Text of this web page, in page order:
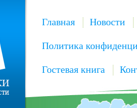
Главная Новости
Политика
Гостевая книга